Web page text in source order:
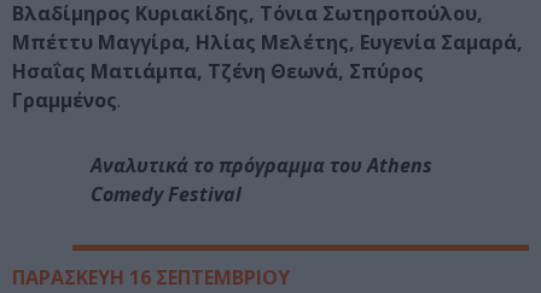
Βλαδίμηρος Κυριακίδης, Τόνια Σωτηροπούλου,
Μπέττυ Μαγγίρα, Ηλίας Μελέτης, Ευγενία Σαμαρά,
Ησαΐας Ματιάμπα, Τζένη Θεωνά, Σπύρος
Γραμμένος.
Αναλυτικά το πρόγραμμα του Athens
Comedy Festival
ΠΑΡΑΣΚΕΥΗ 16 ΣΕΠΤΕΜΒΡΙΟΥ